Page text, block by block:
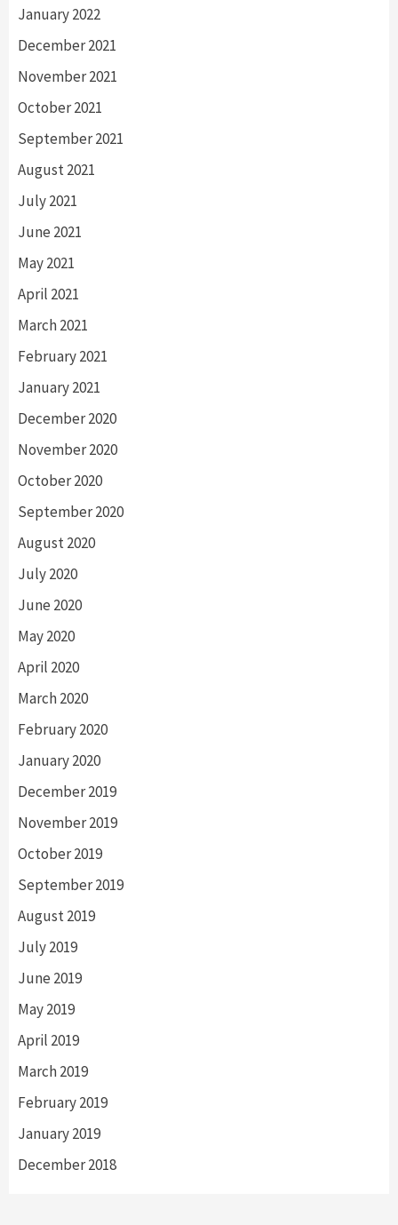
January 2022
December 2021
November 2021
October 2021
September 2021
August 2021
July 2021
June 2021
May 2021
April 2021
March 2021
February 2021
January 2021
December 2020
November 2020
October 2020
September 2020
August 2020
July 2020
June 2020
May 2020
April 2020
March 2020
February 2020
January 2020
December 2019
November 2019
October 2019
September 2019
August 2019
July 2019
June 2019
May 2019
April 2019
March 2019
February 2019
January 2019
December 2018